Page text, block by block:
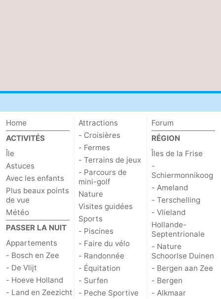
la
Frise
Schiermonnikoog
-
Ameland
-
Terschelling
-
Vlieland
Hollande-
Septentrionale
-
Nature
Schoorlse
Duinen
-
Bergen
aan
Bergen
Home
ACTIVITÉS
Île
Astuces
Avec les enfants
Plus beaux points
de vue
Météo
PASSER LA NUIT
Appartements
- Bosch en Zee
- De Vlijt
- Hoeve Holland
- Land en Zeezicht
Attractions
- Croisières
- Fermes
- Terrains de jeux
- Parcours de
mini-golf
Nature
Visites guidées
Sports
- Piscines
- Faire du vélo
- Randonnée
- Équitation
- Surfen
- Peche Sportive
Forum
RÉGION
Îles de la Frise
-
Schiermonnikoog
- Ameland
- Terschelling
- Vlieland
Hollande-
Septentrionale
- Nature
Schoorlse Duinen
- Bergen aan Zee
- Bergen
- Alkmaar